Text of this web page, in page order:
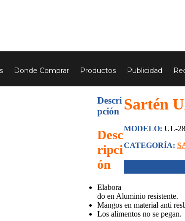
Donde Comprar Productos Publicidad
Sartén
MODELO: UL-28
CATEGORÍA:
Descri
pción
Desc
ripci
ón
Elabora
do en Aluminio resistente.
Mangos en material anti
Los alimentos no se pegan.